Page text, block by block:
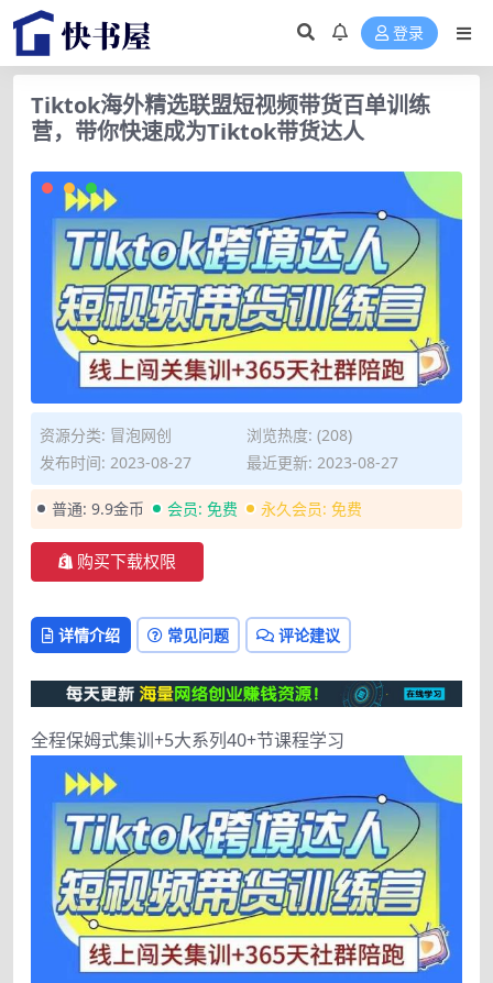
登录
Tiktok海外精选联盟短视频带货百单训练
营，带你快速成为Tiktok带货达人
资源分类: 冒泡网创
浏览热度: (208)
发布时间: 2023-08-27
最近更新: 2023-08-27
普通: 9.9金币 会员: 免费 永久会员: 免费
购买下载权限
详情介绍 常见问题 评论建议
全程保姆式集训+5大系列40+节课程学习